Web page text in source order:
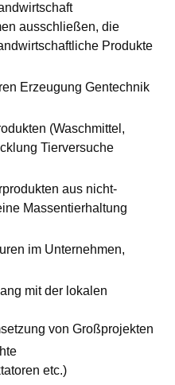
ausschließen, die
Produkte
Erzeugung Gentechnik
(Waschmittel,
Tierversuche
aus nicht-
Massentierhaltung
im Unternehmen,
mit der lokalen
von Großprojekten
etc.)